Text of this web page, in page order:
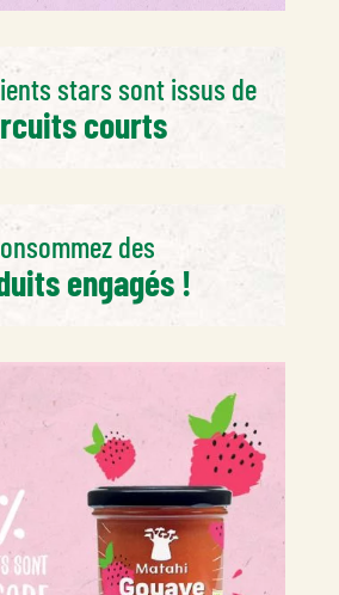
stars sont issus de
courts
des
engagés !